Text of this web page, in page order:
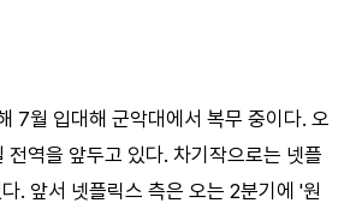
7월 입대해 군악대에서 복무 중이다. 오
역을 앞두고 있다. 차기작으로는 넷플
. 앞서 넷플릭스 측은 오는 2분기에 '원